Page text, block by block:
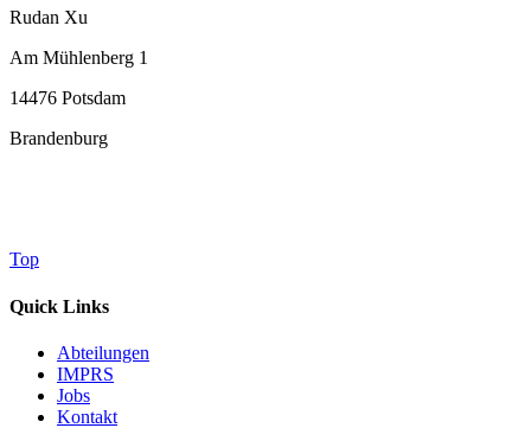
Rudan Xu
Am Mühlenberg 1
14476 Potsdam
Brandenburg
Top
Quick Links
Abteilungen
IMPRS
Jobs
Kontakt